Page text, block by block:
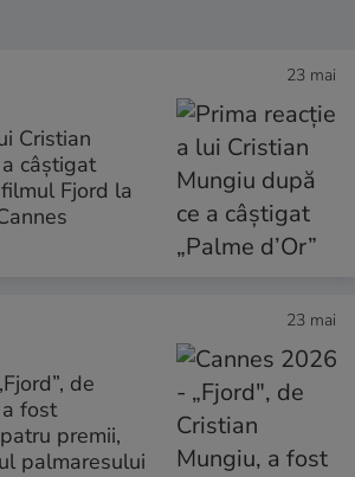
23 mai
Cristian
câștigat
filmul Fjord la
23 mai
de
fost
premii,
palmaresului